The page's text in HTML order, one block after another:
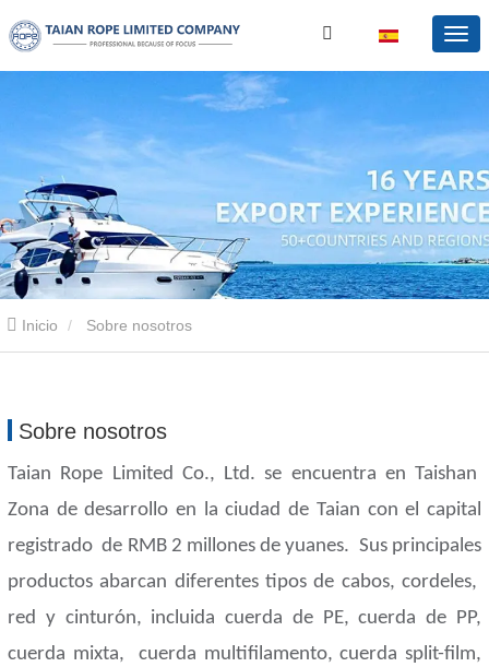
Inicio Sobre nosotros
Sobre nosotros
Taian Rope Limited Co., Ltd. se encuentra en Taishan
Zona de desarrollo en la ciudad de Taian con el capital
registrado de RMB 2 millones de yuanes. Sus principales
productos abarcan diferentes tipos de cabos, cordeles,
red y cinturón, incluida cuerda de PE, cuerda de PP,
cuerda mixta,
cuerda multifilamento, cuerda split-film,